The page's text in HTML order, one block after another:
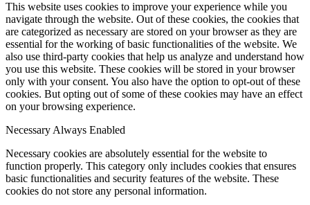
This website uses cookies to improve your experience while you
navigate through the website. Out of these cookies, the cookies that
are categorized as necessary are stored on your browser as they are
essential for the working of basic functionalities of the website. We
also use third-party cookies that help us analyze and understand how
you use this website. These cookies will be stored in your browser
only with your consent. You also have the option to opt-out of these
cookies. But opting out of some of these cookies may have an effect
on your browsing experience.
Necessary Always Enabled
Necessary cookies are absolutely essential for the website to
function properly. This category only includes cookies that ensures
basic functionalities and security features of the website. These
cookies do not store any personal information.